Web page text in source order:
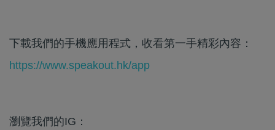
下載我們的手機應用程式，收看第一手精彩內容：
https://www.speakout.hk/app
瀏覽我們的IG：